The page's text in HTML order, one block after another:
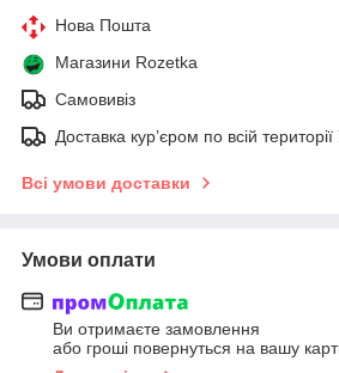
Нова Пошта
Магазини Rozetka
Самовивіз
Доставка кур’єром по всій території
Всі умови доставки
Умови оплати
Ви отримаєте замовлення
або гроші повернуться на вашу